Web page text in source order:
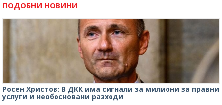
ПОДОБНИ НОВИНИ
Росен Христов: В ДКК има сигнали за милиони за правни
услуги и необосновани разходи